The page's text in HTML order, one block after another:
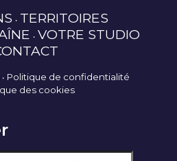
TERRITOIRES
VOTRE STUDIO
Politique de confidentialité
des cookies